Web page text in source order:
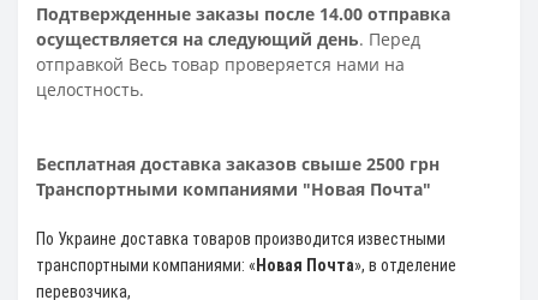
Подтвержденные заказы после 14.00 отправка
осуществляется на следующий день. Перед
отправкой Весь товар проверяется нами на
целостность.
Бесплатная доставка заказов свыше 2500 грн
Транспортными компаниями "Новая Почта"
По Украине доставка товаров производится известными
транспортными компаниями: «Новая Почта», в отделение
перевозчика,